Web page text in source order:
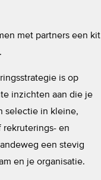
met partners een kit
is op
inzichten aan die je
selectie in kleine,
en
een stevig
en je organisatie.